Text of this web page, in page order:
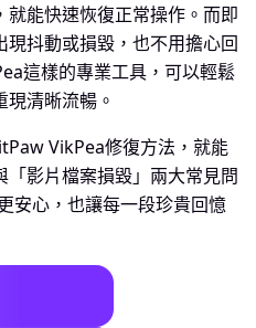
能快速恢復正常操作。而即
抖動或損毀，也不用擔心回
這樣的專業工具，可以輕鬆
清晰流暢。
VikPea修復方法，就能
影片檔案損毀」兩大常見問
安心，也讓每一段珍貴回憶